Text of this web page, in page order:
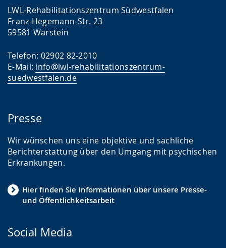
LWL-Rehabilitationszentrum Südwestfalen
Franz-Hegemann-Str. 23
59581 Warstein
Telefon: 02902 82-2010
E-Mail: info@lwl-rehabilitationszentrum-
suedwestfalen.de
Presse
Wir wünschen uns eine objektive und sachliche
Berichterstattung über den Umgang mit psychischen
Erkrankungen.
Hier finden Sie Informationen über unsere Presse-
und Öffentlichkeitsarbeit
Social Media